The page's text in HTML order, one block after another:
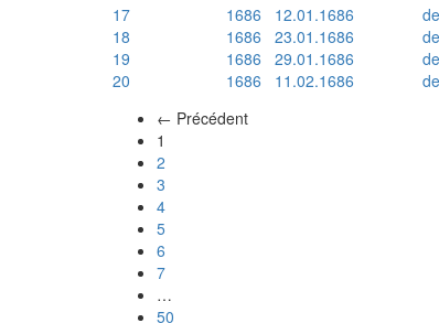
17
1686 12.01.1686 de
18
1686 23.01.1686 de
19
1686 29.01.1686 de
20
1686 11.02.1686 de
← Précédent
1
2
3
4
5
6
7
…
50